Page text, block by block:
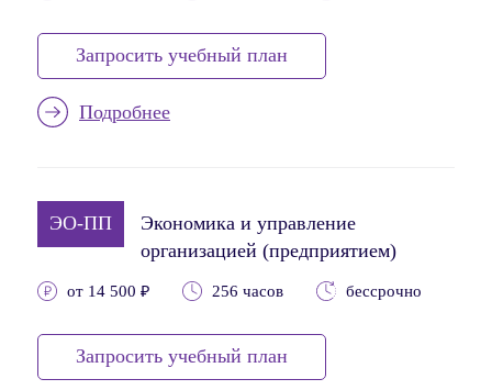
Запросить учебный план
Подробнее
ЭО-ПП
Экономика и управление
организацией (предприятием)
от 14 500 ₽ 256 часов бессрочно
Запросить учебный план